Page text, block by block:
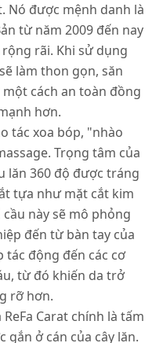
Nó được mệnh danh là
từ năm 2009 đến nay
rãi. Khi sử dụng
làm thon gọn, săn
cách an toàn đồng
hơn.
tác xoa bóp, "nhào
Trọng tâm của
lăn 360 độ được tráng
tựa như mặt cắt kim
này sẽ mô phỏng
đến từ bàn tay của
tác động đến các cơ
từ đó khiến da trở
rỡ hơn.
Carat chính là tấm
ở cán của cây lăn.